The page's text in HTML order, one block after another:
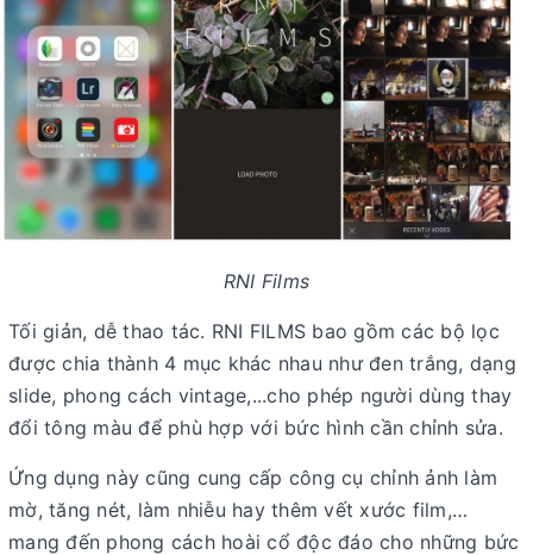
RNI Films
Tối giản, dễ thao tác. RNI FILMS bao gồm các bộ lọc
được chia thành 4 mục khác nhau như đen trắng, dạng
slide, phong cách vintage,...cho phép người dùng thay
đổi tông màu để phù hợp với bức hình cần chỉnh sửa.
Ứng dụng này cũng cung cấp công cụ chỉnh ảnh làm
mờ, tăng nét, làm nhiễu hay thêm vết xước film,…
mang đến phong cách hoài cổ độc đáo cho những bức